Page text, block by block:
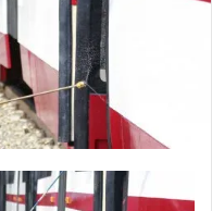
ل
ك
ت
ر
و
ن